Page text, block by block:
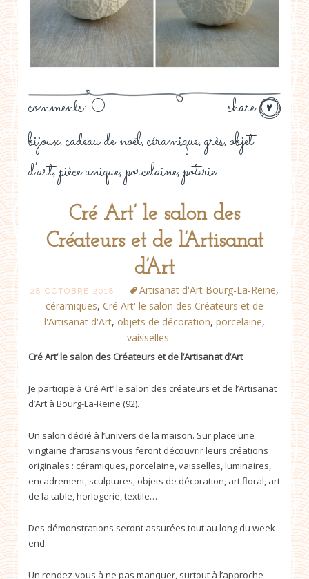
share
comments: 0
bijoux, cadeau de noël, céramique, grès, objet
d'art, pièce unique, porcelaine, poterie
Cré Art’ le salon des
Créateurs et de l’Artisanat
d’Art
28 OCTOBRE 2018 Artisanat d'Art Bourg-La-Reine,
céramiques, Cré Art' le salon des Créateurs et de
l'Artisanat d'Art, objets de décoration, porcelaine,
vaisselles
Cré Art’ le salon des Créateurs et de l’Artisanat d’Art
Je participe à Cré Art’ le salon des créateurs et de l’Artisanat
d’Art à Bourg-La-Reine (92).
Un salon dédié à l’univers de la maison. Sur place une
vingtaine d’artisans vous feront découvrir leurs créations
originales : céramiques, porcelaine, vaisselles, luminaires,
encadrement, sculptures, objets de décoration, art floral, art
de la table, horlogerie, textile…
Des démonstrations seront assurées tout au long du week-
end.
Un rendez-vous à ne pas manquer, surtout à l’approche